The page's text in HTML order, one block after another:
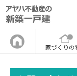
家づくりの